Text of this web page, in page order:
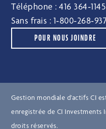
Téléphone :416 364‑1145
Sans frais :
POUR NOUS JOINDRE
Gestion mondiale d’actifs CI
enregistrée de CI Investments
droits réservés.